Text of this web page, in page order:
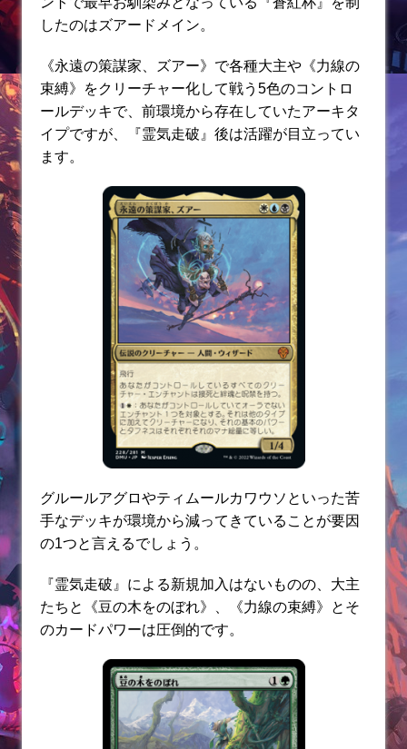
したのはズアードメイン。
《永遠の策謀家、ズアー》で各種大主や《力線の
束縛》をクリーチャー化して戦う5色のコントロ
ールデッキで、前環境から存在していたアーキタ
イプですが、『霊気走破』後は活躍が目立ってい
ます。
グルールアグロやティムールカワウソといった苦
手なデッキが環境から減ってきていることが要因
の1つと言えるでしょう。
『霊気走破』による新規加入はないものの、大主
たちと《豆の木をのぼれ》、《力線の束縛》とそ
のカードパワーは圧倒的です。